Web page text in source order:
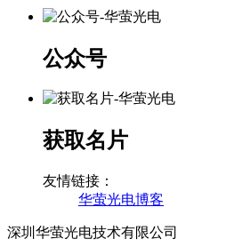
公众号
获取名片
友情链接：
华萤光电博客
深圳华萤光电技术有限公司